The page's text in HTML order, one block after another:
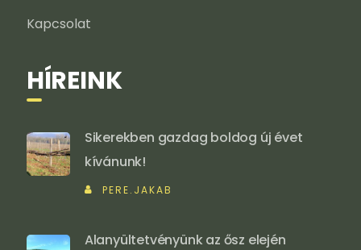
Kapcsolat
HÍREINK
Sikerekben gazdag boldog új évet
kívánunk!
PERE.JAKAB
Alanyültetvényünk az ősz elején